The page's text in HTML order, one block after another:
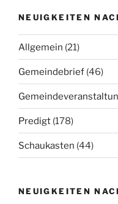
NEUIGKEITEN
Allgemein (21)
Gemeindebrief (46)
Predigt (178)
Schaukasten (44)
NEUIGKEITEN